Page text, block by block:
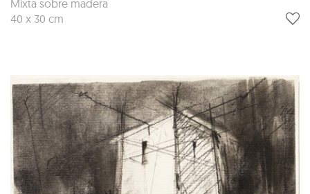
Mixta sobre madera
40 x 30 cm